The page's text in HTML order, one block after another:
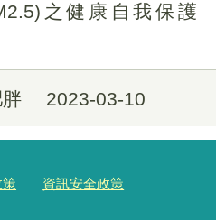
之健康自我保護
2023-03-10
策 資訊安全政策